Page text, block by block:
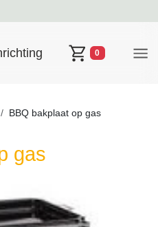
Winkelwagen
0
BBQ bakplaat op gas
gas